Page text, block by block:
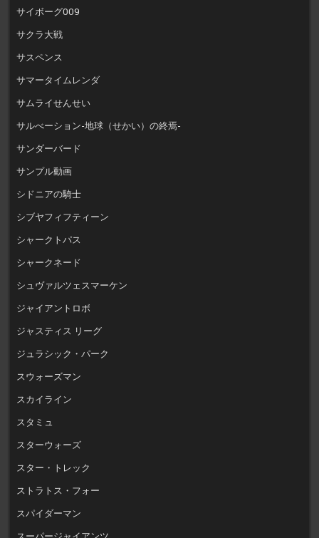
サイボーグ009
サクラ大戦
サスペンス
サマータイムレンダ
サムライせんせい
サルべーション-地球（せかい）の終焉-
サンダーバード
サンプル動画
シドニアの騎士
シブヤフィフティーン
シャークトパス
シャークネード
シュヴァルツェスマーケン
ジャイアントロボ
ジャスティス リーグ
ジュラシック・パーク
スウォーズマン
スカイライン
スタミュ
スターウォーズ
スター・トレック
ストラトス・フォー
スパイダーマン